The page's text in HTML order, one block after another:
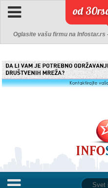
od
Oglasite vašu firmu na